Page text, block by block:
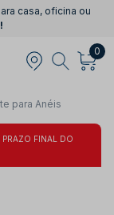
casa, oficina ou
0
para Anéis
FINAL DO